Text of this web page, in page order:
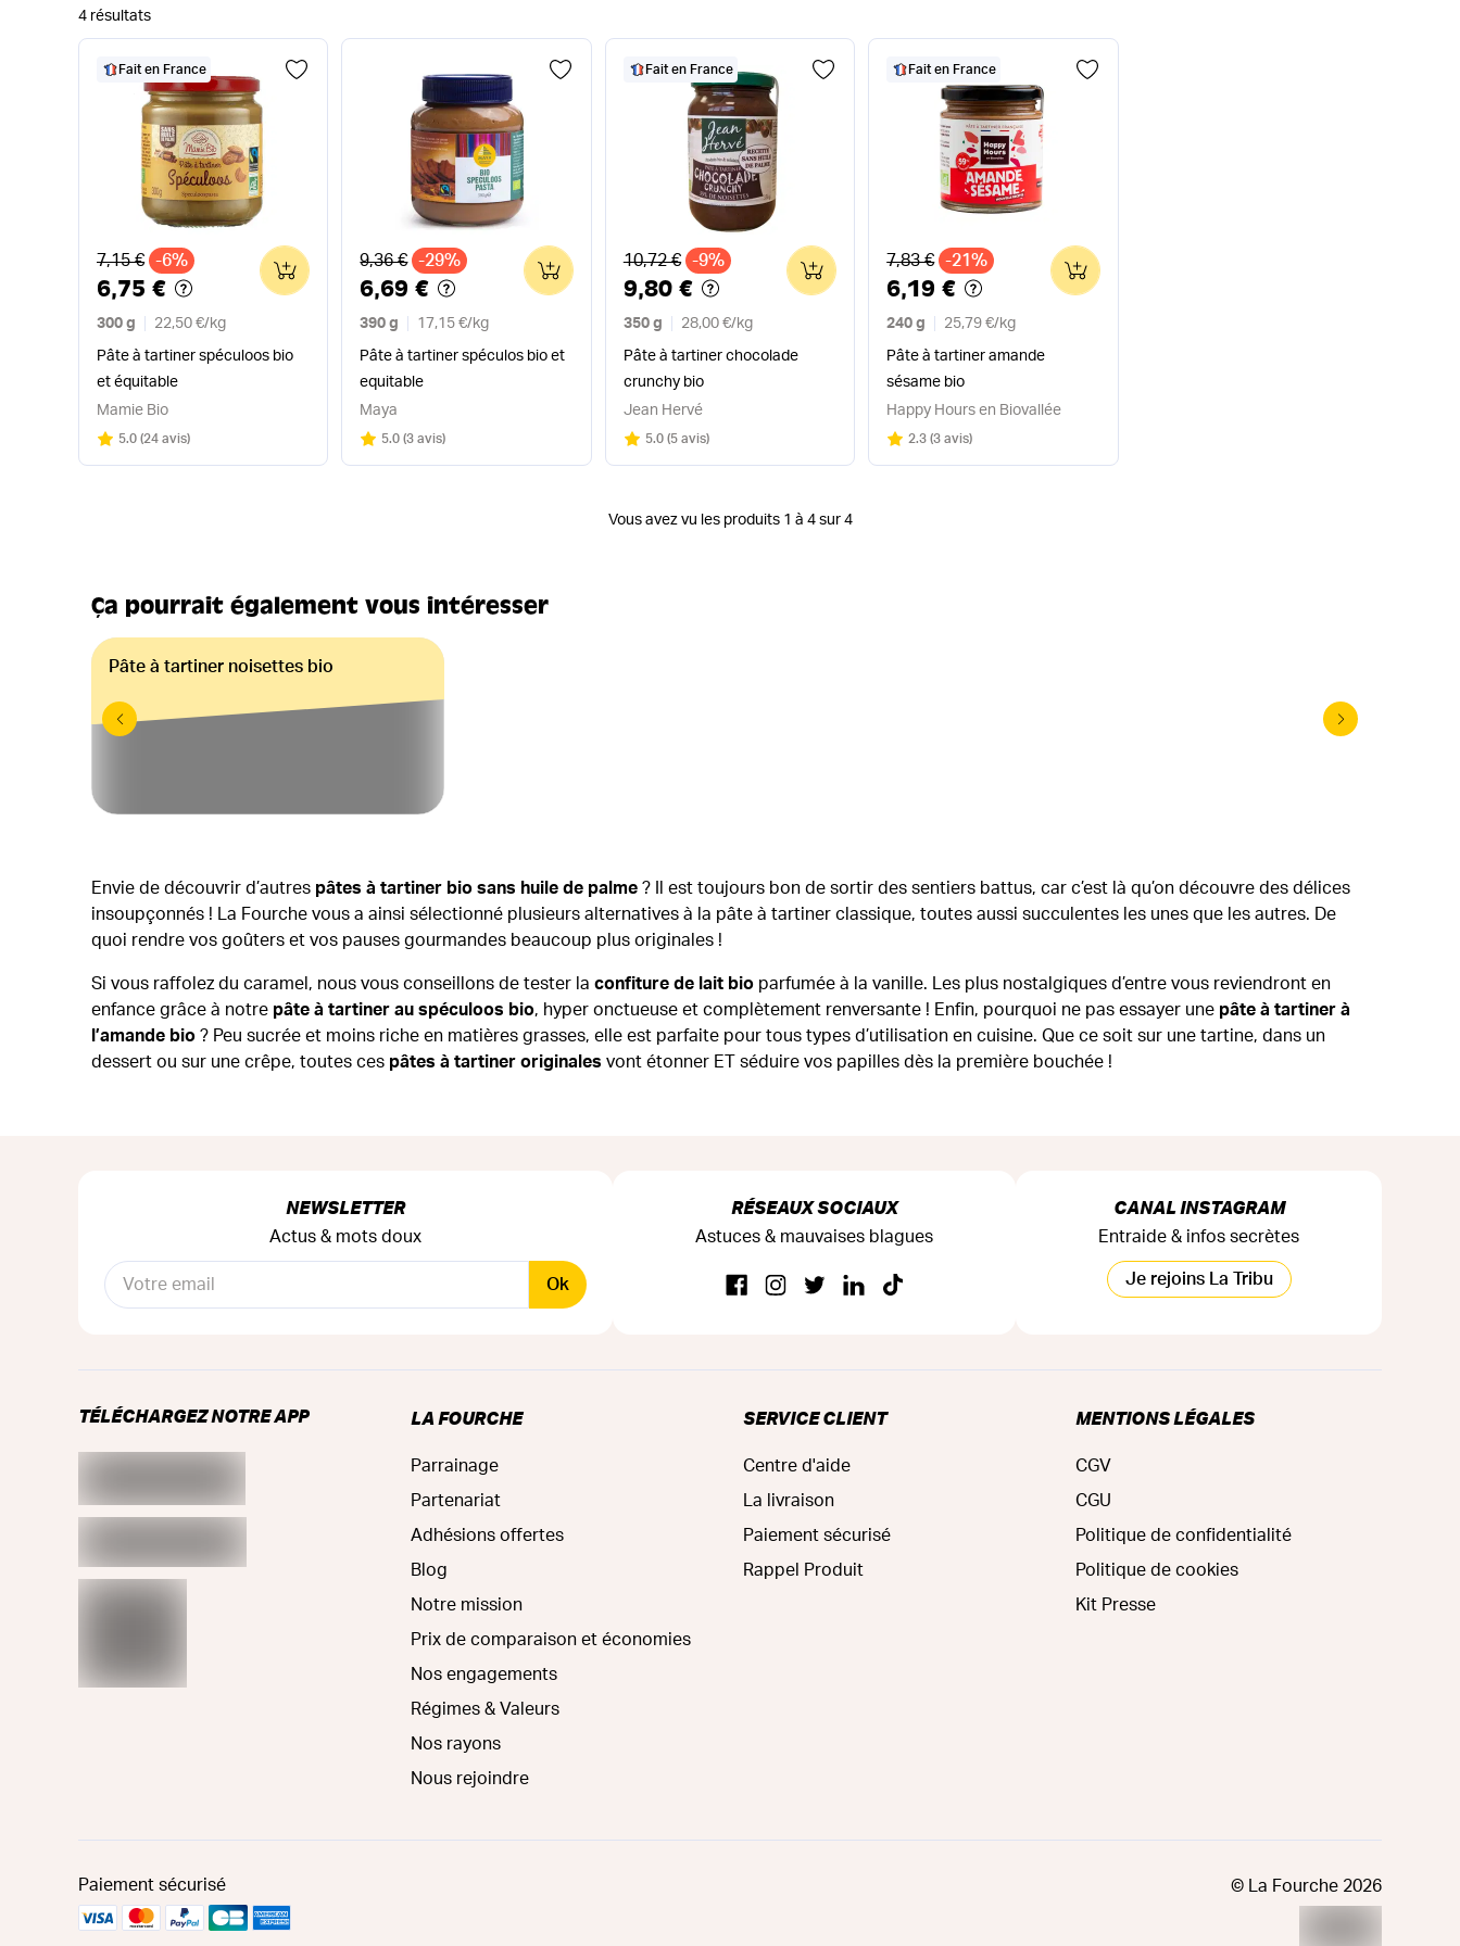
4 résultats
Fait en France
Ancien prix
7,15 € -6%
6,75 €
300 g 22,50 €/kg
Pâte à tartiner spéculoos bio
et équitable
0
Mamie Bio
Note
5.0 sur 5
(24 avis)
Ancien prix
9,36 € -29%
6,69 €
390 g 17,15 €/kg
Pâte à tartiner spéculos bio et
equitable
0
Maya
Note
5.0sur 5
(3 avis)
Fait en France
Ancien prix
10,72 € -9%
9,80 €
350 g 28,00 €/kg
Pâte à tartiner chocolade
crunchy bio
0
Jean Hervé
Note
5.0 sur 5
(5 avis)
Fait en France
Ancien prix
7,83 € -21%
6,19 €
240 g 25,79 €/kg
Pâte à tartiner amande
sésame bio
0
Happy Hours en Biovallée
Note
2.3sur 5
(3 avis)
Vous avez vu les produits 1 à 4 sur 4
Ça pourrait également vous intéresser
Pâte à tartiner noisettes bio
Envie de découvrir d’autres pâtes à tartiner bio sans huile de palme ? Il est toujours bon de sortir des sentiers battus, car c’est là qu’on découvre des délices
insoupçonnés ! La Fourche vous a ainsi sélectionné plusieurs alternatives à la pâte à tartiner classique, toutes aussi succulentes les unes que les autres. De
quoi rendre vos goûters et vos pauses gourmandes beaucoup plus originales !
Si vous raffolez du caramel, nous vous conseillons de tester la confiture de lait bio parfumée à la vanille. Les plus nostalgiques d’entre vous reviendront en
enfance grâce à notre pâte à tartiner au spéculoos bio, hyper onctueuse et complètement renversante ! Enfin, pourquoi ne pas essayer une pâte à tartiner à
l’amande bio ? Peu sucrée et moins riche en matières grasses, elle est parfaite pour tous types d’utilisation en cuisine. Que ce soit sur une tartine, dans un
dessert ou sur une crêpe, toutes ces pâtes à tartiner originales vont étonner ET séduire vos papilles dès la première bouchée !
NEWSLETTER
Actus & mots doux
Ok
RÉSEAUX SOCIAUX
Astuces & mauvaises blagues
CANAL INSTAGRAM
Entraide & infos secrètes
Je rejoins La Tribu
TÉLÉCHARGEZ NOTRE APP LA FOURCHE
Parrainage
Partenariat
Adhésions offertes
Blog
Notre mission
Prix de comparaison et économies
Nos engagements
Régimes & Valeurs
Nos rayons
Nous rejoindre
SERVICE CLIENT
Centre d'aide
La livraison
Paiement sécurisé
Rappel Produit
MENTIONS LÉGALES
CGV
CGU
Politique de confidentialité
Politique de cookies
Kit Presse
Paiement sécurisé © La Fourche 2026